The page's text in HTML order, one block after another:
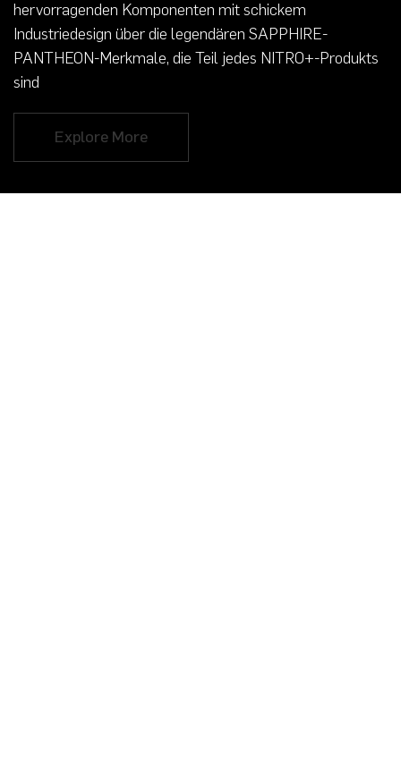
hervorragenden Komponenten mit schickem
Industriedesign über die legendären SAPPHIRE-
PANTHEON-Merkmale, die Teil jedes NITRO+-Produkts
sind
Explore More